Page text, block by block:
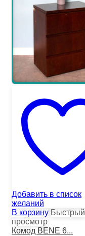
Добавить в список
желаний
В корзину Быстрый
просмотр
Комод BENE 6...